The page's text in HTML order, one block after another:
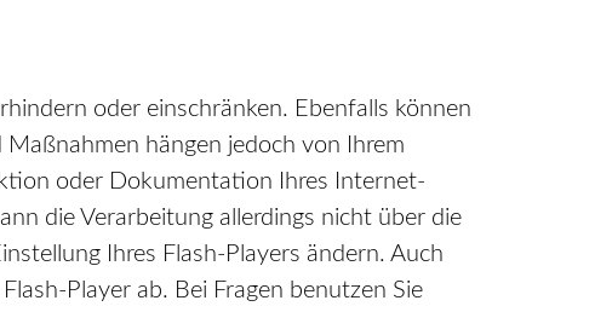
oder einschränken. Ebenfalls können
hängen jedoch von Ihrem
oder Dokumentation Ihres Internet-
die Verarbeitung allerdings nicht über die
Ihres Flash-Players ändern. Auch
Player ab. Bei Fragen benutzen Sie